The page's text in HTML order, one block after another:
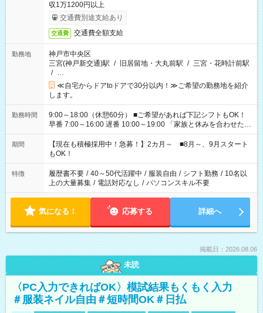
収1万1200円以上
交通費別途支給あり
交通費 交通費全額支給
勤務地
神戸市中央区
三宮(神戸新交通)駅 / 旧居留地・大丸前駅 / 三宮・花時計前駅
/ …
≪自宅からドアtoドアで30分以内！≫ご希望の勤務地を紹介
します。
勤務時間
9:00～18:00（休憩60分） ■ご希望があれば下記シフトもOK！
早番 7:00～16:00 遅番 10:00～19:00 「家族と休みを合わせた
い」 「余裕を持って夕飯の準備がしたい」 「できれば残業はし
たくない」 など、ご希望を教えてくださいね。 ※Wワーク希望
の方へ 今ご覧のお仕事で希望する勤務時間と、もう1つのお仕事
の勤務時間。 合計で週40時間を超える場合は応募できません。
期間
【現在も積極採用中！急募！】2カ月～ ■8月～、9月スタート
もOK！
特徴 履歴書不要 / 40～50代活躍中 / 服装自由 / シフト勤務 / 10名以
上の大量募集 / 電話対応なし / パソコンスキル不要
気になる！ 応募する 詳細へ
掲載日：2026.08.06
未読
〈PC入力できればOK〉模試結果もくもく入力
＃服装ネイル自由＃短時間OK＃日払